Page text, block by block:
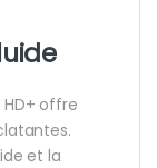
HD+ offre
et la